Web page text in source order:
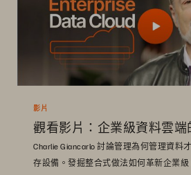
影片
觀看影片：企業級資料雲端
Charlie Giancarlo 討論管理為何管理資料
存設備。發掘整合式做法如何革新企業級